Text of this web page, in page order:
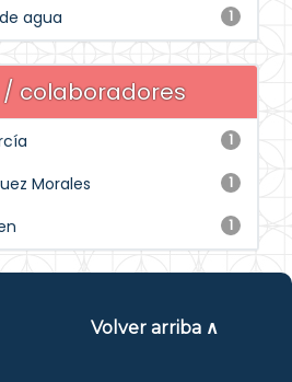
1
agua
/ colaboradores
1
1
Morales
1
Volver arriba ∧